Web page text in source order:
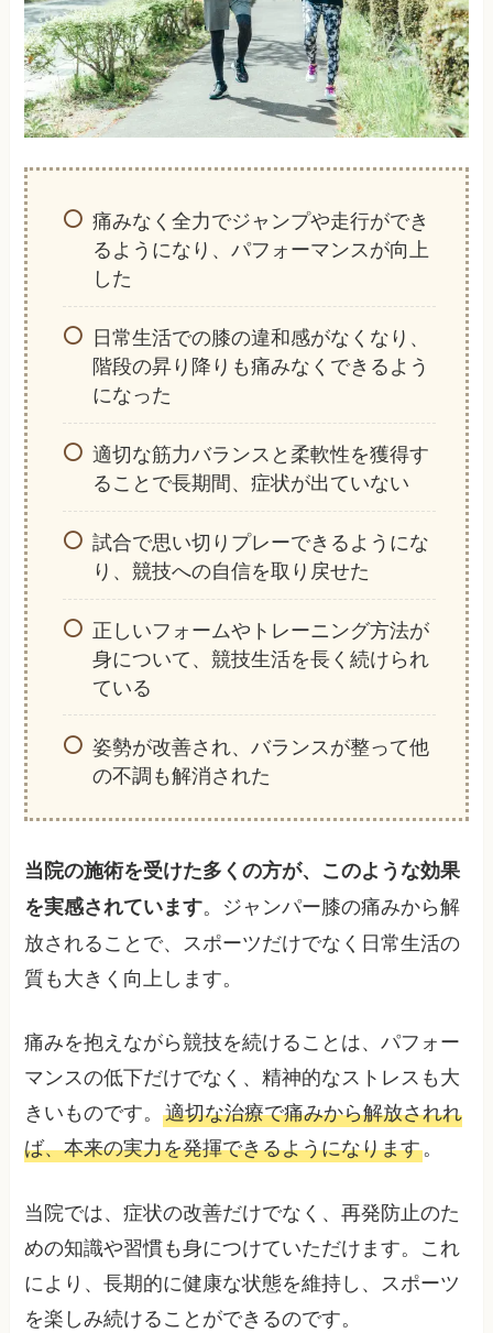
痛みなく全力でジャンプや走行ができ
るようになり、パフォーマンスが向上
した
日常生活での膝の違和感がなくなり、
階段の昇り降りも痛みなくできるよう
になった
適切な筋力バランスと柔軟性を獲得す
ることで長期間、症状が出ていない
試合で思い切りプレーできるようにな
り、競技への自信を取り戻せた
正しいフォームやトレーニング方法が
身について、競技生活を長く続けられ
ている
姿勢が改善され、バランスが整って他
の不調も解消された
当院の施術を受けた多くの方が、このような効果
を実感されています。ジャンパー膝の痛みから解
放されることで、スポーツだけでなく日常生活の
質も大きく向上します。
痛みを抱えながら競技を続けることは、パフォー
マンスの低下だけでなく、精神的なストレスも大
きいものです。適切な治療で痛みから解放されれ
ば、本来の実力を発揮できるようになります。
当院では、症状の改善だけでなく、再発防止のた
めの知識や習慣も身につけていただけます。これ
により、長期的に健康な状態を維持し、スポーツ
を楽しみ続けることができるのです。